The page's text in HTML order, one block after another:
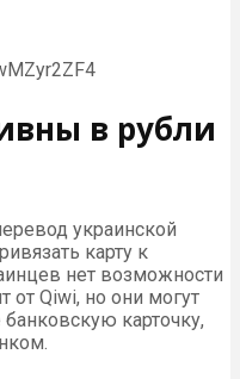
в рубли
украинской
карту к
нет возможности
от Qiwi, но они могут
карточку,